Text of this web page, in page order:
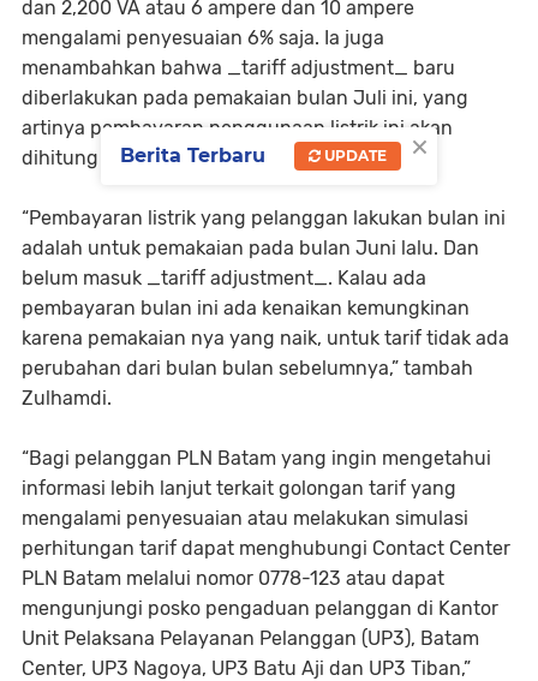
dan 2,200 VA atau 6 ampere dan 10 ampere
mengalami penyesuaian 6% saja. Ia juga
menambahkan bahwa _tariff adjustment_ baru
diberlakukan pada pemakaian bulan Juli ini, yang
artinya pembayaran penggunaan listrik ini akan
dihitung bulan depan atau bulan Agustus.
“Pembayaran listrik yang pelanggan lakukan bulan ini
adalah untuk pemakaian pada bulan Juni lalu. Dan
belum masuk _tariff adjustment_. Kalau ada
pembayaran bulan ini ada kenaikan kemungkinan
karena pemakaian nya yang naik, untuk tarif tidak ada
perubahan dari bulan bulan sebelumnya,” tambah
Zulhamdi.
“Bagi pelanggan PLN Batam yang ingin mengetahui
informasi lebih lanjut terkait golongan tarif yang
mengalami penyesuaian atau melakukan simulasi
perhitungan tarif dapat menghubungi Contact Center
PLN Batam melalui nomor 0778-123 atau dapat
mengunjungi posko pengaduan pelanggan di Kantor
Unit Pelaksana Pelayanan Pelanggan (UP3), Batam
Center, UP3 Nagoya, UP3 Batu Aji dan UP3 Tiban,”
×
Berita Terbaru UPDATE